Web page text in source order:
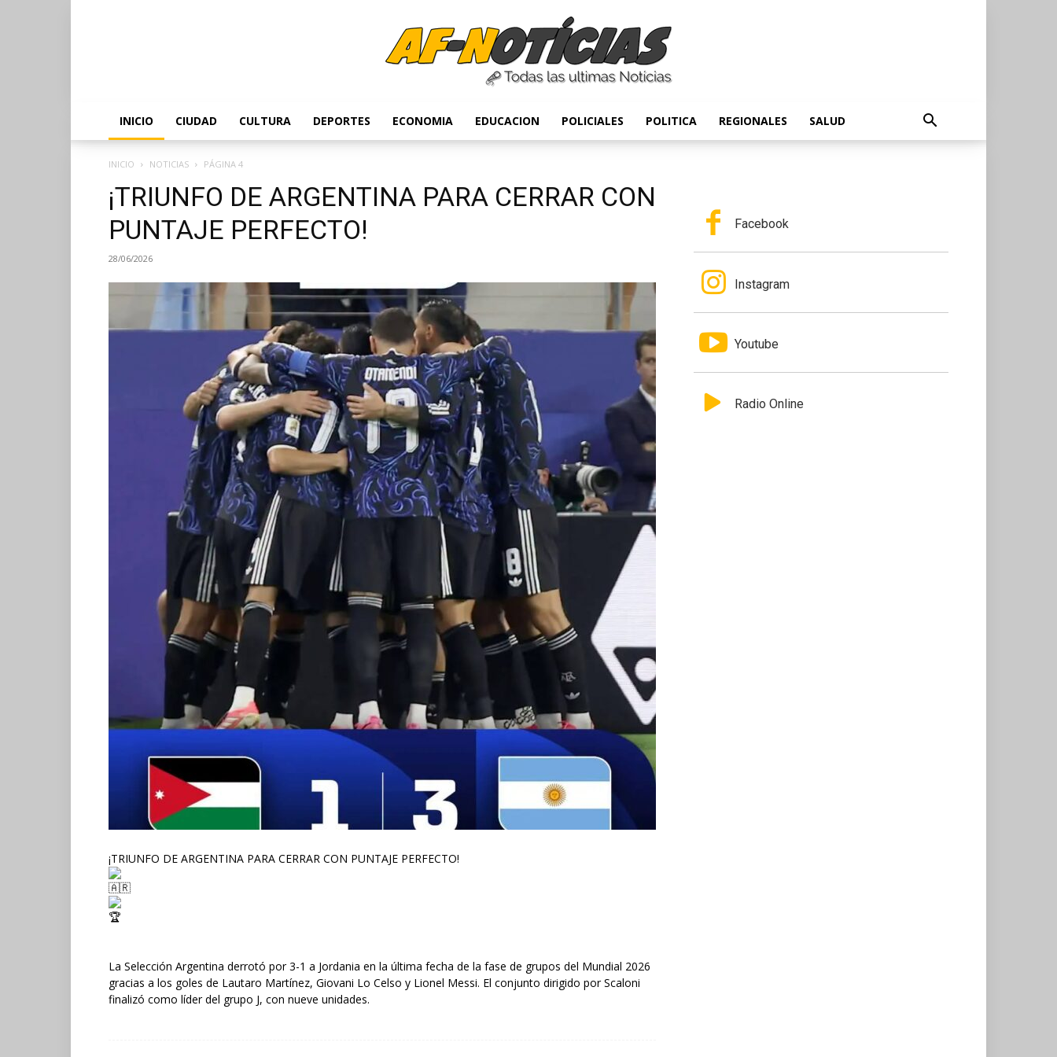
Anyulin
INICIO CIUDAD CULTURA DEPORTES ECONOMIA EDUCACION POLICIALES POLITICA REGIONALES SALUD
INICIO NOTICIAS PÁGINA 4
¡TRIUNFO DE ARGENTINA PARA CERRAR CON
PUNTAJE PERFECTO!
28/06/2026
¡TRIUNFO DE ARGENTINA PARA CERRAR CON PUNTAJE PERFECTO!
La Selección Argentina derrotó por 3-1 a Jordania en la última fecha de la fase de grupos del Mundial 2026
gracias a los goles de Lautaro Martínez, Giovani Lo Celso y Lionel Messi. El conjunto dirigido por Scaloni
finalizó como líder del grupo J, con nueve unidades.
Facebook
Instagram
Youtube
Radio Online